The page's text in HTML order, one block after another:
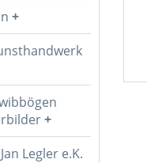
Legler e.K.